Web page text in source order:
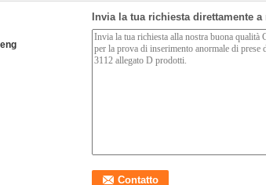
Invia la tua richiesta direttamente a